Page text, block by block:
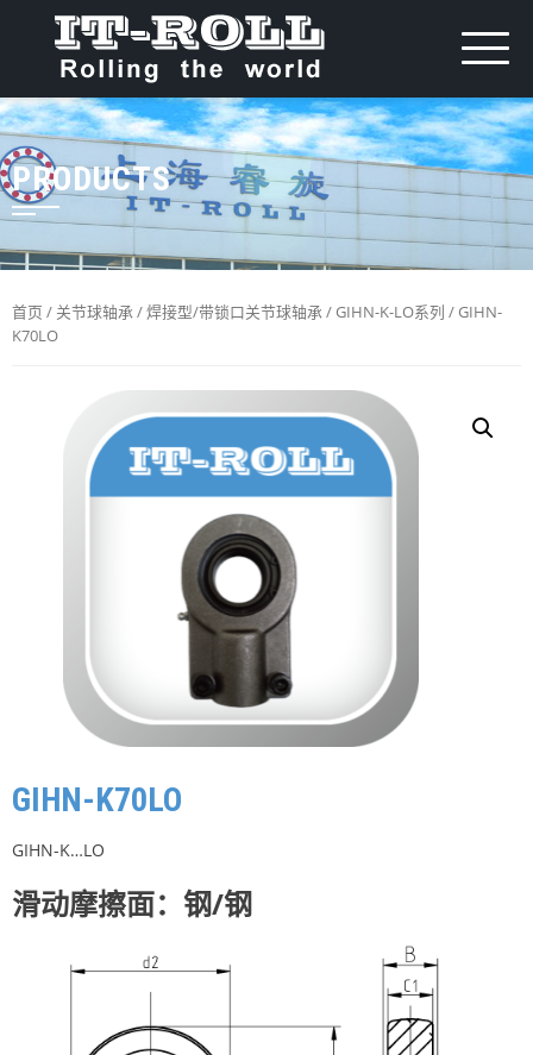
PRODUCTS
首页 / 关节球轴承/焊接型/带锁口关节球轴承/GIHN-K-LO系列 / GIHN-
K70LO
GIHN-K70LO
GIHN-K…LO
滑动摩擦面：钢/钢